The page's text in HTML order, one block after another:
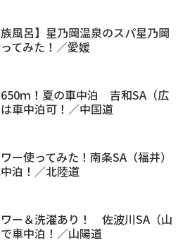
族風呂】星乃岡温泉のスパ星乃岡
てみた！／愛媛
ｍ！夏の車中泊 吉和SA（広
車中泊可！／中国道
ー使ってみた！南条SA（福井）
泊！／北陸道
ー＆洗濯あり！ 佐波川SA（山
車中泊！／山陽道